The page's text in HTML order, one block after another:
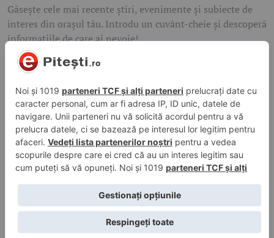
Găsește cele mai recente știri, evenimente și subiecte de
interes din orașul tău. Introdu un cuvânt-cheie și descoperă
informațiile de care ai nevoie!
Caută
© 2026 ePitesti.ro | Toate drepturile rezervate. | Site
administrat deWebFixer.ro